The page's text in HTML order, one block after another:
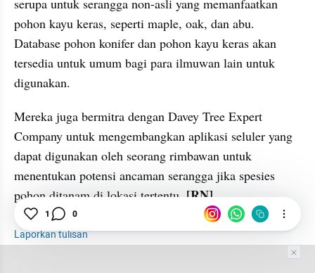
serupa untuk serangga non-asli yang memanfaatkan
pohon kayu keras, seperti maple, oak, dan abu.
Database pohon konifer dan pohon kayu keras akan
tersedia untuk umum bagi para ilmuwan lain untuk
digunakan.
Mereka juga bermitra dengan Davey Tree Expert
Company untuk mengembangkan aplikasi seluler yang
dapat digunakan oleh seorang rimbawan untuk
menentukan potensi ancaman serangga jika spesies
pohon ditanam di lokasi tertentu. [RN]
Laporkan tulisan
1 0